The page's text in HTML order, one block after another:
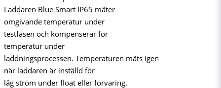
Laddaren Blue Smart IP65 mäter
omgivande temperatur under
testfasen och kompenserar för
temperatur under
laddningsprocessen. Temperaturen mäts igen
när laddaren är inställd för
låg ström under float eller förvaring.